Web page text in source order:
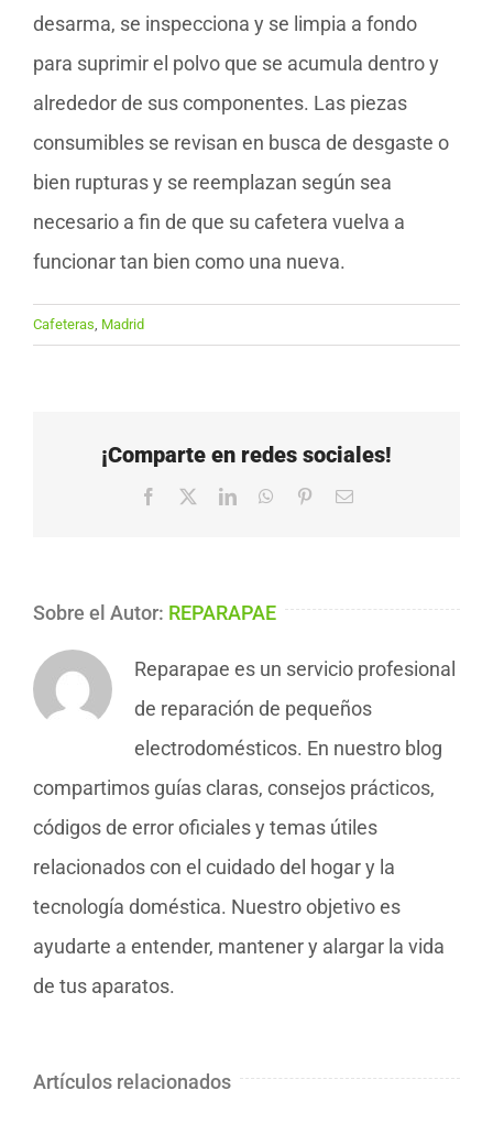
desarma, se inspecciona y se limpia a fondo
para suprimir el polvo que se acumula dentro y
alrededor de sus componentes. Las piezas
consumibles se revisan en busca de desgaste o
bien rupturas y se reemplazan según sea
necesario a fin de que su cafetera vuelva a
funcionar tan bien como una nueva.
Cafeteras Madrid
¡Comparte en redes sociales!
Facebook LinkedInWhatsApp
PinterestCorreo
Sobre el Autor: REPARAPAE
Reparapae es un servicio profesional
de reparación de pequeños
electrodomésticos. En nuestro blog
compartimos guías claras, consejos prácticos,
códigos de error oficiales y temas útiles
relacionados con el cuidado del hogar y la
tecnología doméstica. Nuestro objetivo es
ayudarte a entender, mantener y alargar la vida
de tus aparatos.
Artículos relacionados